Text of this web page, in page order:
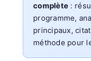
complète :
programme,
principaux,
méthode pour